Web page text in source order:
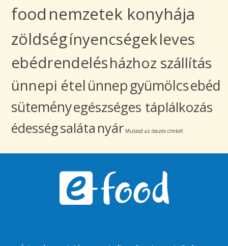
food nemzetek konyhája
zöldségínyencségekleves
ebédrendelésházhoz szállítás
ünnepi ételünnepgyümölcsebéd
süteményegészséges táplálkozás
édességsaláta nyár Mutasd az összes címkét